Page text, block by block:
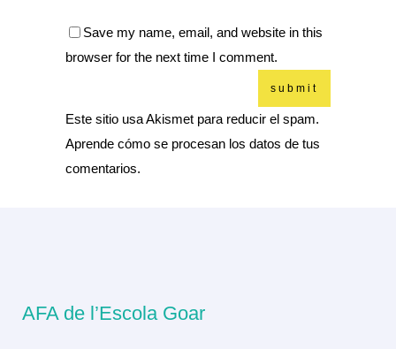
Save my name, email, and website in this
browser for the next time I comment.
Este sitio usa Akismet para reducir el spam.
Aprende cómo se procesan los datos de tus
comentarios.
AFA de l’Escola Goar